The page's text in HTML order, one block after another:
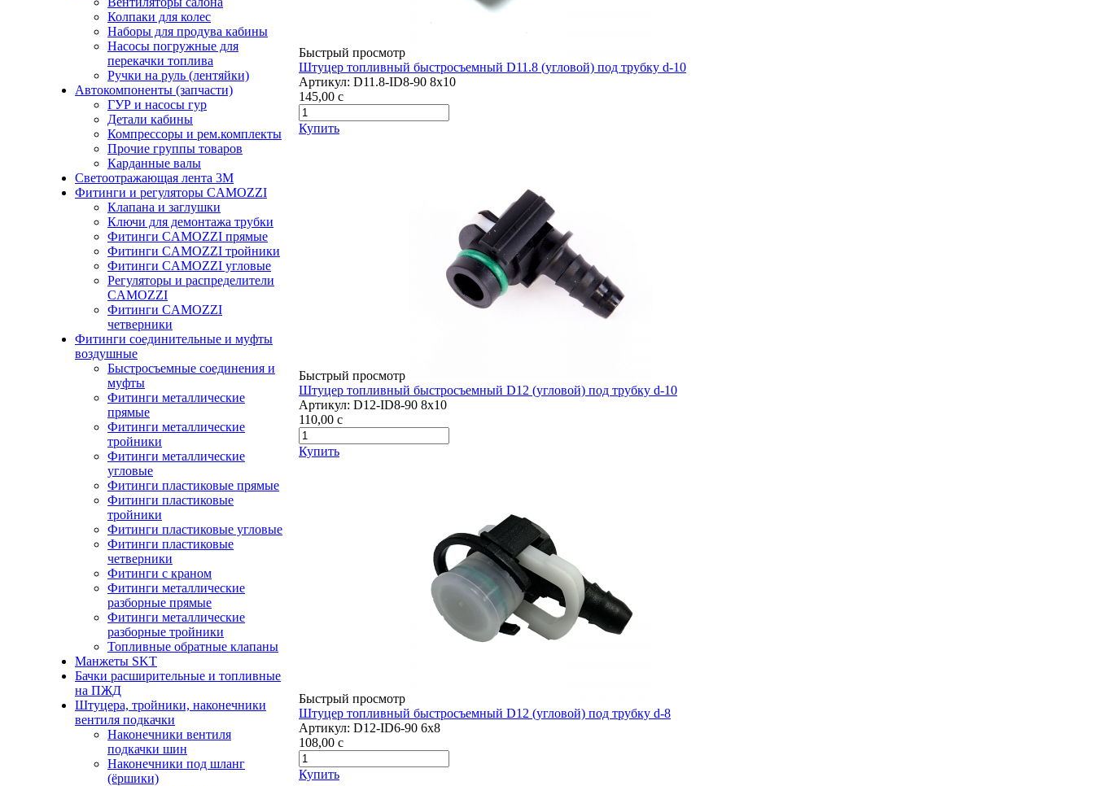
Колпаки для колес
Наборы для продува кабины
Насосы погружные для
перекачки топлива
Ручки на руль (лентяйки)
Автокомпоненты (запчасти)
ГУР и насосы гур
Детали кабины
Компрессоры и рем.комплекты
Прочие группы товаров
Карданные валы
Светоотражающая лента 3М
Фитинги и регуляторы CAMOZZI
Клапана и заглушки
Ключи для демонтажа трубки
Фитинги CAMOZZI прямые
Фитинги CAMOZZI тройники
Фитинги CAMOZZI угловые
Регуляторы и распределители
CAMOZZI
Фитинги CAMOZZI
четверники
Фитинги соединительные и муфты
воздушные
Быстросъемные соединения и
муфты
Фитинги металлические
прямые
Фитинги металлические
тройники
Фитинги металлические
угловые
Фитинги пластиковые прямые
Фитинги пластиковые
тройники
Фитинги пластиковые угловые
Фитинги пластиковые
четверники
Фитинги с краном
Фитинги металлические
разборные прямые
Фитинги металлические
разборные тройники
Топливные обратные клапаны
Манжеты SKT
Бачки расширительные и топливные
на ПЖД
Штуцера, тройники, наконечники
вентиля подкачки
Наконечники вентиля
подкачки шин
Наконечники под шланг
(ёршики)
Быстрый просмотр
Штуцер топливный быстросъемный D11.8 (угловой) под трубку d-10
Артикул: D11.8-ID8-90 8x10
145,00 c
Купить
Быстрый просмотр
Штуцер топливный быстросъемный D12 (угловой) под трубку d-10
Артикул: D12-ID8-90 8x10
110,00 c
Купить
Быстрый просмотр
Штуцер топливный быстросъемный D12 (угловой) под трубку d-8
Артикул: D12-ID6-90 6x8
108,00 c
Купить